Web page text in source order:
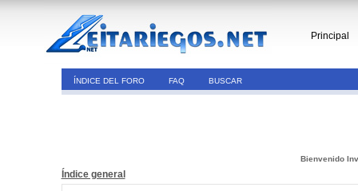
Principal
ÍNDICE DEL FORO FAQ BUSCAR
Bienvenido
Índice general